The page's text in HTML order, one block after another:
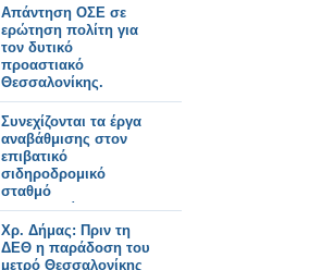
Απάντηση ΟΣΕ σε
ερώτηση πολίτη για
τον δυτικό
προαστιακό
Θεσσαλονίκης.
Συνεχίζονται τα έργα
αναβάθμισης στον
επιβατικό
σιδηροδρομικό
σταθμό
Θεσσαλονίκης.
Χρ. Δήμας: Πριν τη
ΔΕΘ η παράδοση του
μετρό Θεσσαλονίκης